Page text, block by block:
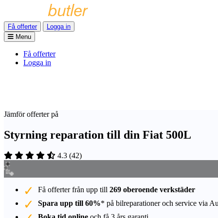
Få offerter
Logga in
Menu
Få offerter
Logga in
Jämför offerter på
Styrning reparation till din Fiat 500L
4.3 (42)
Få offerter från upp till 269 oberoende verkstäder
Spara upp till 60%* på bilreparationer och service via